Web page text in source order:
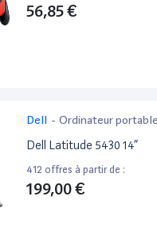
56,85 €
Dell - Ordinateur portable
Dell Latitude 5430 14”
412 offres à partir de :
199,00 €